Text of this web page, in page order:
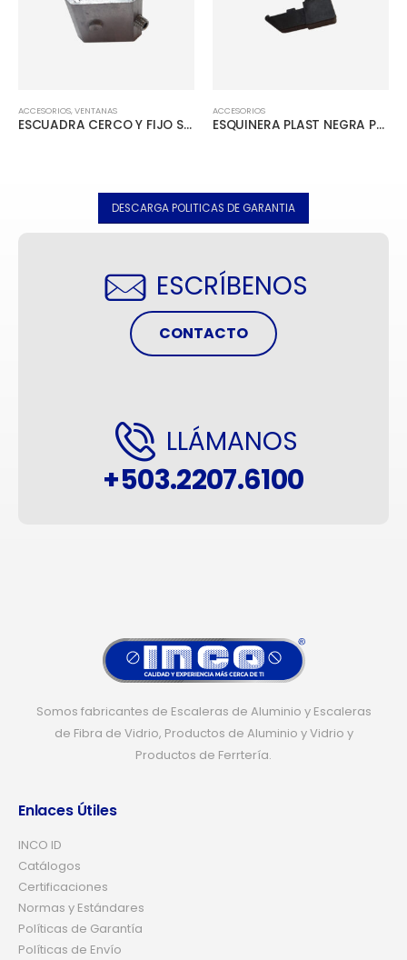
ACCESORIOS,VENTANAS
ESCUADRA CERCO Y FIJO S-46
ACCESORIOS
ESQUINERA PLAST NEGRA P/ZARANDA
DESCARGA POLITICAS DE GARANTIA
ESCRÍBENOS
CONTACTO
LLÁMANOS
+503.2207.6100
Somos fabricantes de Escaleras de Aluminio y Escaleras
de Fibra de Vidrio, Productos de Aluminio y Vidrio y
Productos de Ferrtería.
Enlaces Útiles
INCO ID
Catálogos
Certificaciones
Normas y Estándares
Políticas de Garantía
Políticas de Envío